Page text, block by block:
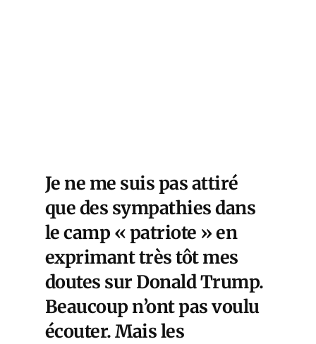
Je ne me suis pas attiré
que des sympathies dans
le camp « patriote » en
exprimant très tôt mes
doutes sur Donald Trump.
Beaucoup n’ont pas voulu
écouter. Mais les